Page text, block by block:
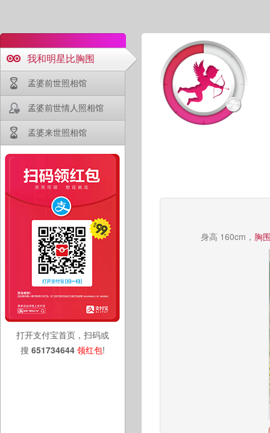
我和明星比胸围
孟婆前世照相馆
孟婆前世情人照相馆
孟婆来世照相馆
打开支付宝首页，扫码或
搜 651734644 领红包!
身高 160cm， 胸